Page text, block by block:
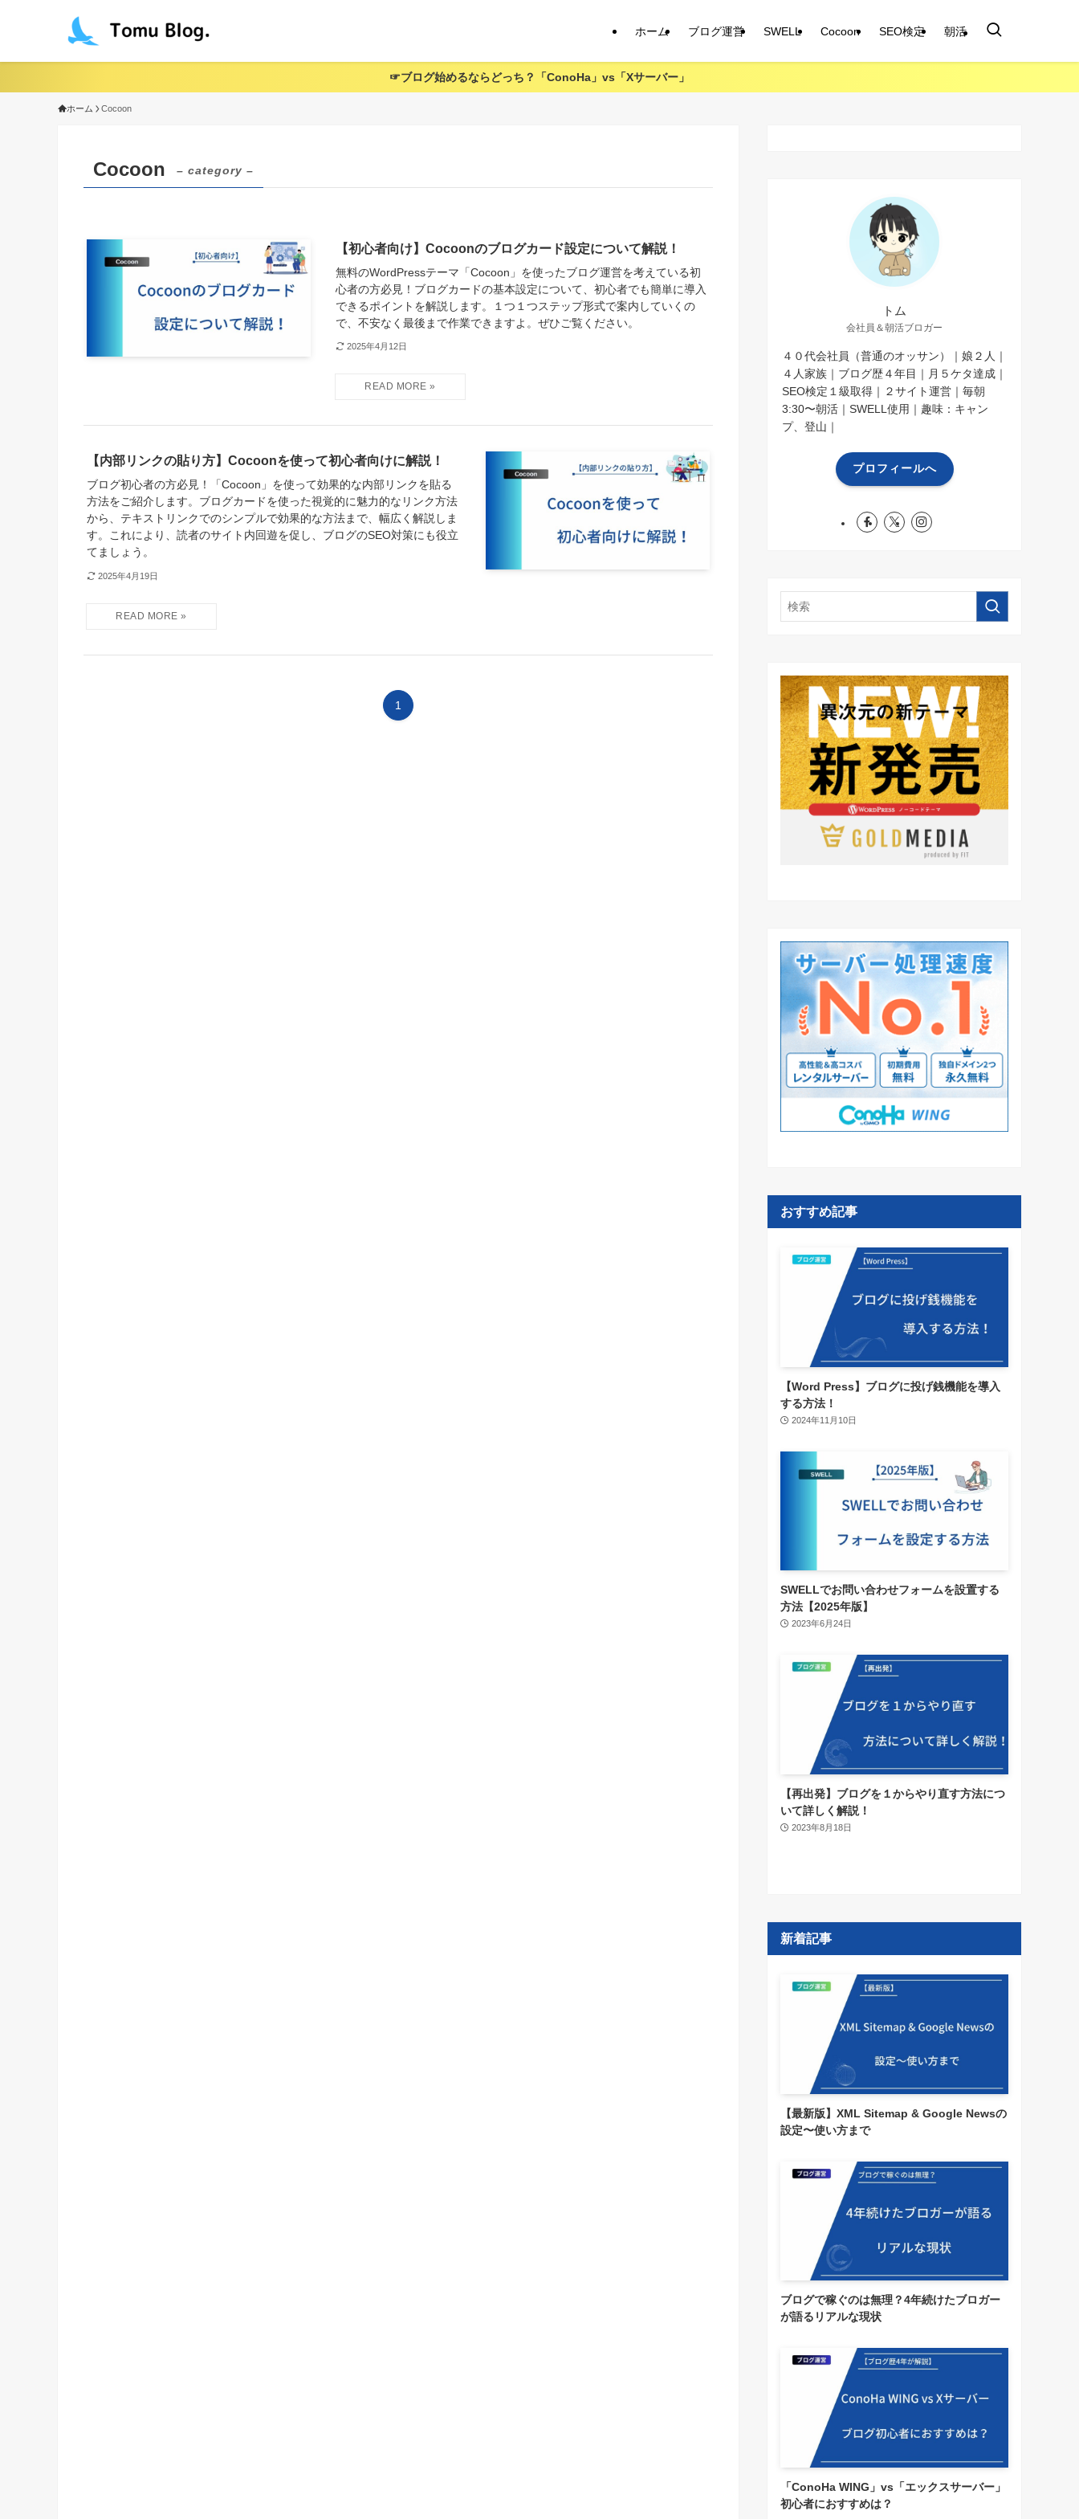
ホーム ブログ運営 SWELL Cocoon SEO検定 朝活
☞ブログ始めるならどっち？「ConoHa」vs「Xサーバー」
ホーム Cocoon
Cocoon – category –
【初心者向け】Cocoonのブログカード設定について解説！
無料のWordPressテーマ「Cocoon」を使ったブログ運営を考えている初
心者の方必見！ブログカードの基本設定について、初心者でも簡単に導入
できるポイントを解説します。１つ１つステップ形式で案内していくの
で、不安なく最後まで作業できますよ。ぜひご覧ください。
2025年4月12日
【内部リンクの貼り方】Cocoonを使って初心者向けに解説！
ブログ初心者の方必見！「Cocoon」を使って効果的な内部リンクを貼る
方法をご紹介します。ブログカードを使った視覚的に魅力的なリンク方法
から、テキストリンクでのシンプルで効果的な方法まで、幅広く解説しま
す。これにより、読者のサイト内回遊を促し、ブログのSEO対策にも役立
てましょう。
2025年4月19日
1
トム
会社員＆朝活ブロガー
４０代会社員（普通のオッサン）｜娘２人｜
４人家族｜ブログ歴４年目｜月５ケタ達成｜
SEO検定１級取得｜２サイト運営｜毎朝
3:30〜朝活｜SWELL使用｜趣味：キャン
プ、登山｜
プロフィールへ
おすすめ記事
【Word Press】ブログに投げ銭機能を導入
する方法！
2024年11月10日
SWELLでお問い合わせフォームを設置する
方法【2025年版】
2023年6月24日
【再出発】ブログを１からやり直す方法につ
いて詳しく解説！
2023年8月18日
新着記事
【最新版】XML Sitemap & Google Newsの
設定〜使い方まで
ブログで稼ぐのは無理？4年続けたブロガー
が語るリアルな現状
「ConoHa WING」vs「エックスサーバー」
初心者におすすめは？